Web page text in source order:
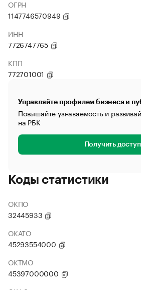
ОГРН
1147746570949
ИНН
7726747765
КПП
772701001
Управляйте профилем бизнеса и
Повышайте узнаваемость и
на РБК
Получить доступ
Коды статистики
ОКПО
32445933
ОКАТО
45293554000
ОКТМО
45397000000